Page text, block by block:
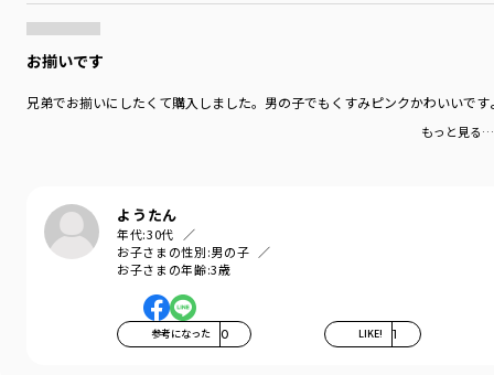
お揃いです
兄弟でお揃いにしたくて購入しました。男の子でもくすみピンクかわいいです
もっと見る…
ようたん
年代:30代
お子さまの性別:男の子
お子さまの年齢:3歳
参考になった 0 LIKE! 1